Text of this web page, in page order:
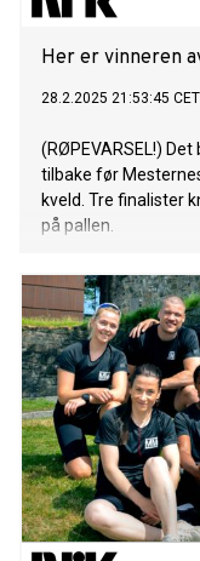
Her er vinneren
28.2.2025 21:53:45 CET
(RØPEVARSEL!)
tilbake før
kveld. Tre finalister
på pallen.